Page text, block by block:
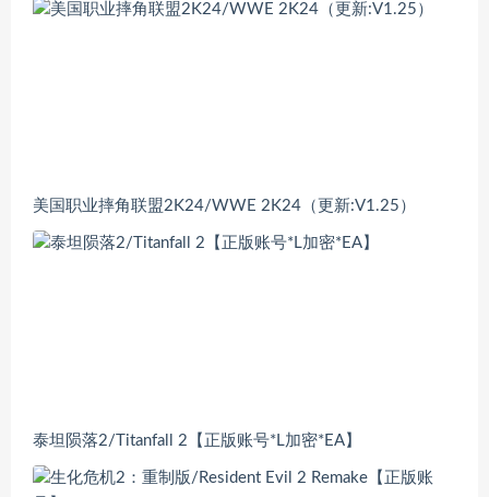
美国职业摔角联盟2K24/WWE 2K24（更新:V1.25）
泰坦陨落2/Titanfall 2【正版账号*L加密*EA】